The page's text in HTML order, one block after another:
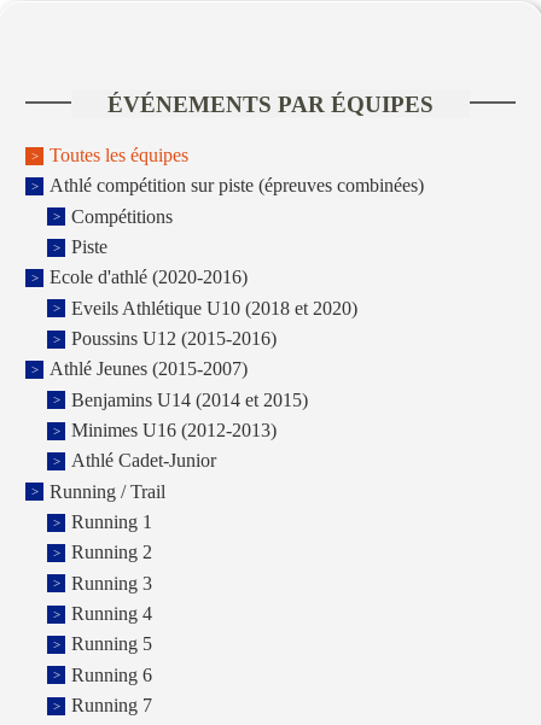
ÉVÉNEMENTS PAR ÉQUIPES
Toutes les équipes
Athlé compétition sur piste (épreuves combinées)
Compétitions
Piste
Ecole d'athlé (2020-2016)
Eveils Athlétique U10 (2018 et 2020)
Poussins U12 (2015-2016)
Athlé Jeunes (2015-2007)
Benjamins U14 (2014 et 2015)
Minimes U16 (2012-2013)
Athlé Cadet-Junior
Running / Trail
Running 1
Running 2
Running 3
Running 4
Running 5
Running 6
Running 7